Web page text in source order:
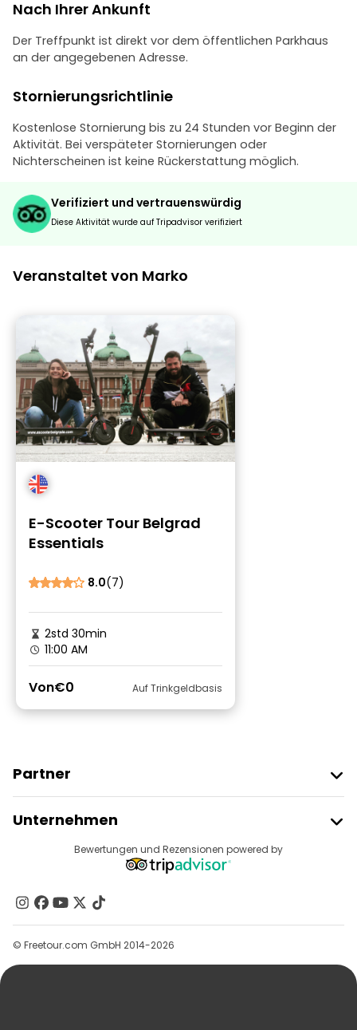
Nach Ihrer Ankunft
Der Treffpunkt ist direkt vor dem öffentlichen Parkhaus
an der angegebenen Adresse.
Stornierungsrichtlinie
Kostenlose Stornierung bis zu 24 Stunden vor Beginn der
Aktivität. Bei verspäteter Stornierungen oder
Nichterscheinen ist keine Rückerstattung möglich.
Verifiziert und vertrauenswürdig
Diese Aktivität wurde auf Tripadvisor verifiziert
Veranstaltet von Marko
E-Scooter Tour Belgrad
Essentials
8.0(7)
2std 30min
11:00 AM
Von€0 Auf Trinkgeldbasis
Partner
Anbieter-Anmeldung
Affiliate-Programm
Unternehmen
Reiseziele
Kontakt
Gruppen
Hilfe
Bewertungen und Rezensionen powered by
© Freetour.com GmbH 2014-2026